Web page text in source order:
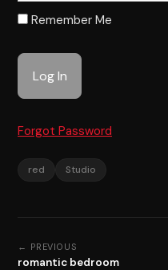
Remember Me
Forgot Password
red Studio
← PREVIOUS
romantic bedroom